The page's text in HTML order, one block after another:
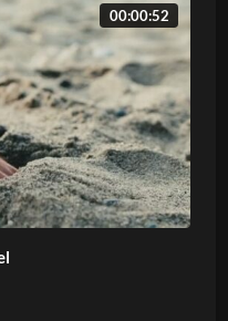
00:00:52